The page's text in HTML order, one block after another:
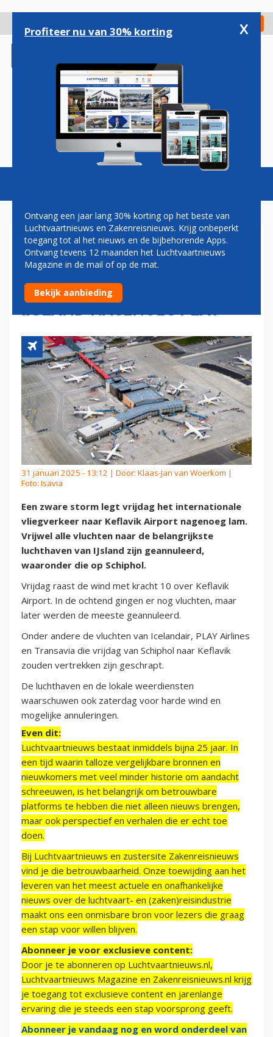
gaan
Check in
Magazine Podcasts Vacatures
WINDKRACHT 10 OP
KEFLAVIK AIRPORT:
VLIEGVERKEER NAAR
IJSLAND NAGENOEG PLAT
31 januari 2025 - 13:12 | Door: Klaas-Jan van Woerkom |
Foto: Isavia
Een zware storm legt vrijdag het internationale
vliegverkeer naar Keflavik Airport nagenoeg lam.
Vrijwel alle vluchten naar de belangrijkste
luchthaven van IJsland zijn geannuleerd,
waaronder die op Schiphol.
Vrijdag raast de wind met kracht 10 over Keflavik
Airport. In de ochtend gingen er nog vluchten, maar
later werden de meeste geannuleerd.
Onder andere de vluchten van Icelandair, PLAY Airlines
en Transavia die vrijdag van Schiphol naar Keflavik
zouden vertrekken zijn geschrapt.
De luchthaven en de lokale weerdiensten
waarschuwen ook zaterdag voor harde wind en
mogelijke annuleringen.
Even dit:
Luchtvaartnieuws bestaat inmiddels bijna 25 jaar. In
een tijd waarin talloze vergelijkbare bronnen en
nieuwkomers met veel minder historie om aandacht
schreeuwen, is het belangrijk om betrouwbare
platforms te hebben die niet alleen nieuws brengen,
maar ook perspectief en verhalen die er echt toe
doen.
Bij Luchtvaartnieuws en zustersite Zakenreisnieuws
vind je die betrouwbaarheid. Onze toewijding aan het
leveren van het meest actuele en onafhankelijke
nieuws over de luchtvaart- en (zaken)reisindustrie
maakt ons een onmisbare bron voor lezers die graag
een stap voor willen blijven.
Abonneer je voor exclusieve content:
Door je te abonneren op Luchtvaartnieuws.nl,
Luchtvaartnieuws Magazine en Zakenreisnieuws.nl krijg
je toegang tot exclusieve content en jarenlange
ervaring die je steeds een stap voorsprong geeft.
Abonneer je vandaag nog en word onderdeel van
Profiteer nu van 30% korting x
Ontvang een jaar lang 30% korting op het beste van
Luchtvaartnieuws en Zakenreisnieuws. Krijg onbeperkt
toegang tot al het nieuws en de bijbehorende Apps.
Ontvang tevens 12 maanden het Luchtvaartnieuws
Magazine in de mail of op de mat.
Bekijk aanbieding